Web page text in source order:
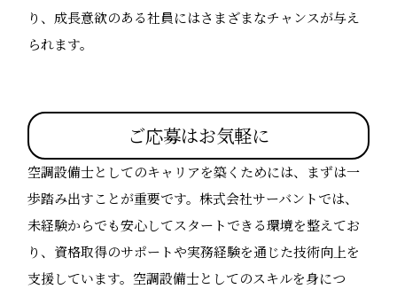
り、成長意欲のある社員にはさまざまなチャンスが与え
られます。
ご応募はお気軽に
空調設備士としてのキャリアを築くためには、まずは一
歩踏み出すことが重要です。株式会社サーバントでは、
未経験からでも安心してスタートできる環境を整えてお
り、資格取得のサポートや実務経験を通じた技術向上を
支援しています。空調設備士としてのスキルを身につ